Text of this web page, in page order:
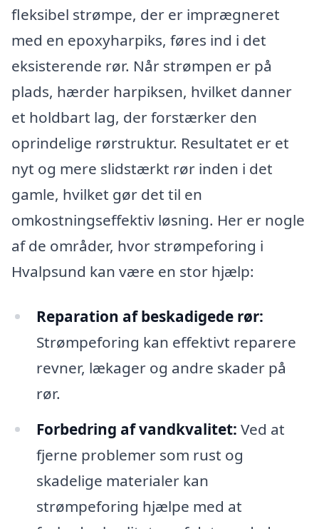
fleksibel strømpe, der er imprægneret
med en epoxyharpiks, føres ind i det
eksisterende rør. Når strømpen er på
plads, hærder harpiksen, hvilket danner
et holdbart lag, der forstærker den
oprindelige rørstruktur. Resultatet er et
nyt og mere slidstærkt rør inden i det
gamle, hvilket gør det til en
omkostningseffektiv løsning. Her er nogle
af de områder, hvor strømpeforing i
Hvalpsund kan være en stor hjælp:
Reparation af beskadigede rør:
Strømpeforing kan effektivt reparere
revner, lækager og andre skader på
rør.
Forbedring af vandkvalitet: Ved at
fjerne problemer som rust og
skadelige materialer kan
strømpeforing hjælpe med at